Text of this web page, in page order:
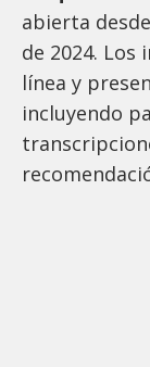
abierta
de 2024.
línea y
incluyendo